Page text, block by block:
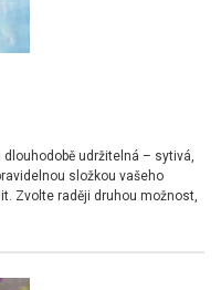
dlouhodobě udržitelná – sytivá,
složkou vašeho
Zvolte raději druhou možnost,